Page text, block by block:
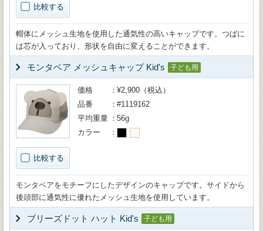
比較する
帽体にメッシュ生地を使用した通気性の高いキャップです。つばに
は芯が入っており、形状を自由に変えることができます。
モンタベア メッシュキャップ Kid's 子ども用
比較する
価格
¥2,900（税込）
品番
#1119162
平均重量
56g
カラー
モンタベアをモチーフにしたデザインのキャップです。サイドから
後頭部に通気性に優れたメッシュ生地を使用しています。
ブリーズドット ハット Kid's 子ども用